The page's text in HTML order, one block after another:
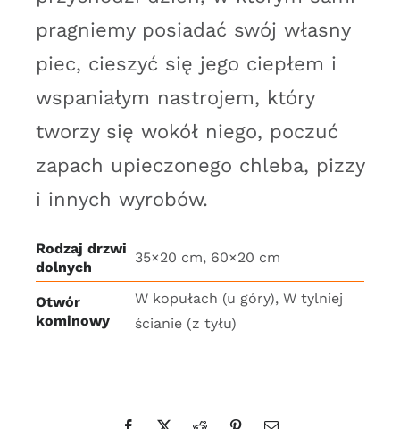
pragniemy posiadać swój własny
piec, cieszyć się jego ciepłem i
wspaniałym nastrojem, który
tworzy się wokół niego, poczuć
zapach upieczonego chleba, pizzy
i innych wyrobów.
Rodzaj drzwi
dolnych
35×20 cm, 60×20 cm
Otwór
kominowy
W kopułach (u góry), W tylniej
ścianie (z tyłu)